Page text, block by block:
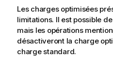
Les charges optimisées
limitations. Il est possible
mais les opérations
désactiveront la charge
charge standard.